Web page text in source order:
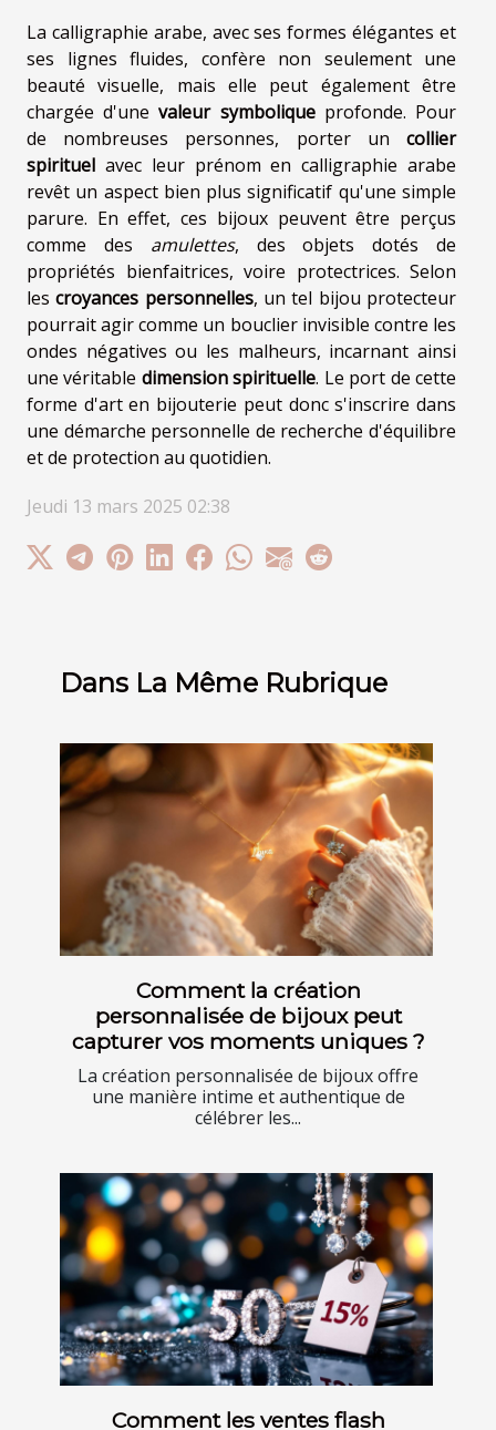
La calligraphie arabe, avec ses formes élégantes et
ses lignes fluides, confère non seulement une
beauté visuelle, mais elle peut également être
chargée d'unevaleur symboliqueprofonde. Pour
de nombreuses personnes, porter un collier
spirituel avec leur prénom en calligraphie arabe
revêt un aspect bien plus significatif qu'une simple
parure. En effet, ces bijoux peuvent être perçus
comme des amulettes, des objets dotés de
propriétés bienfaitrices, voire protectrices. Selon
lescroyances personnelles, un tel bijou protecteur
pourrait agir comme un bouclier invisible contre les
ondes négatives ou les malheurs, incarnant ainsi
une véritable dimension spirituelle. Le port de cette
forme d'art en bijouterie peut donc s'inscrire dans
une démarche personnelle de recherche d'équilibre
et de protection au quotidien.
Jeudi 13 mars 2025 02:38
Dans La Même Rubrique
Comment la création
personnalisée de bijoux peut
capturer vos moments uniques ?
La création personnalisée de bijoux offre
une manière intime et authentique de
célébrer les...
Comment les ventes flash